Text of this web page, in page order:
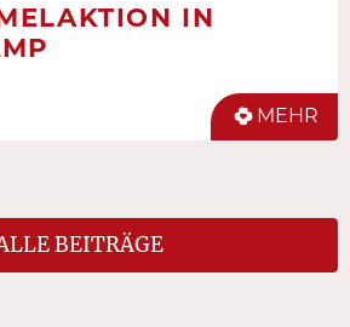
IN
MEHR
BEITRÄGE